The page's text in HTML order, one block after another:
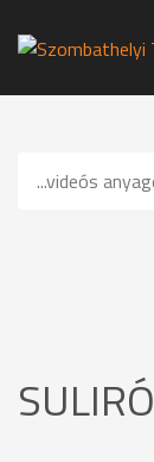
...videós